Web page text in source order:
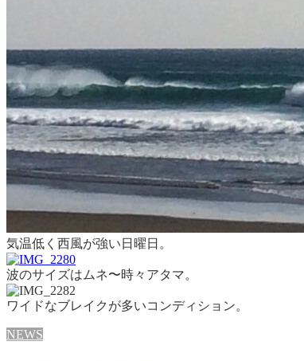
気温低く西風が強い日曜日。
波のサイズはムネ〜時々アタマ。
ワイドなブレイクが多いコンディション。
NEWS